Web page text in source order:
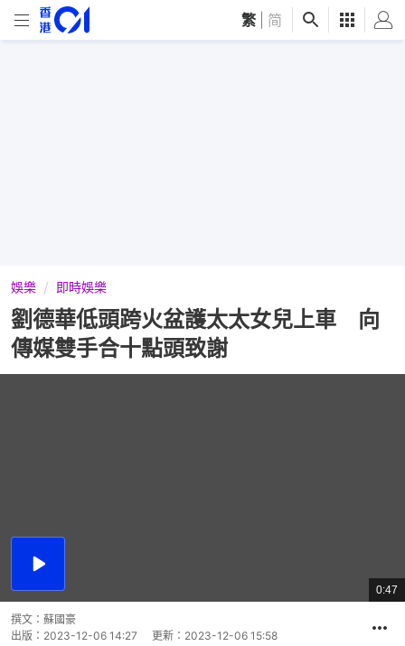
繁 简
娛樂 即時娛樂
劉德華低頭跨火盆護太太女兒上車 向
傳媒雙手合十點頭致謝
播
總
共
0:47
撰文： 蘇國豪
出版： 2023-12-06 14:27 更新： 2023-12-06 15:58